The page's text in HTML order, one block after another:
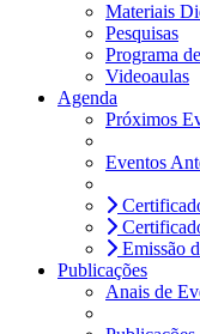
Materiais
Pesquisas
Programa
Videoaulas
Agenda
Próximos
Eventos
Emissão
Publicações
Anais de